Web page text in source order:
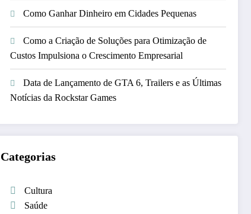
Como Ganhar Dinheiro em Cidades Pequenas
Como a Criação de Soluções para Otimização de
Custos Impulsiona o Crescimento Empresarial
Data de Lançamento de GTA 6, Trailers e as Últimas
Notícias da Rockstar Games
Categorias
Cultura
Saúde